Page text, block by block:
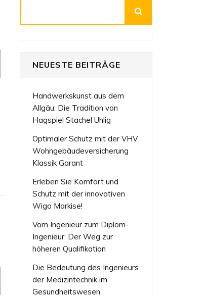
NEUESTE BEITRÄGE
Handwerkskunst aus dem
Allgäu: Die Tradition von
Hagspiel Stachel Uhlig
Optimaler Schutz mit der VHV
Wohngebäudeversicherung
Klassik Garant
Erleben Sie Komfort und
Schutz mit der innovativen
Wigo Markise!
Vom Ingenieur zum Diplom-
Ingenieur: Der Weg zur
höheren Qualifikation
Die Bedeutung des Ingenieurs
der Medizintechnik im
Gesundheitswesen